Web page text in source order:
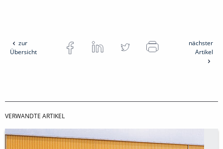
zur
Übersicht
nächster
Artikel
VERWANDTE ARTIKEL